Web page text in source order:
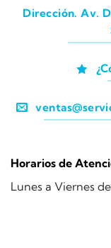
Dirección. Av.
Horarios de
Lunes a Viernes